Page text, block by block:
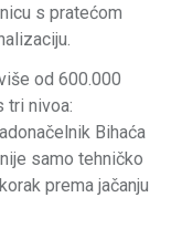
s pratećom
od 600.000
tri nivoa:
Bihaća
samo tehničko
prema jačanju